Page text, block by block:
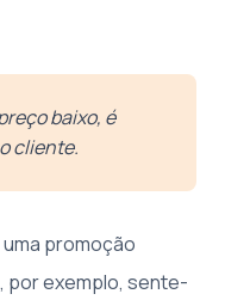
baixo, é
cliente.
promoção
por exemplo, sente-